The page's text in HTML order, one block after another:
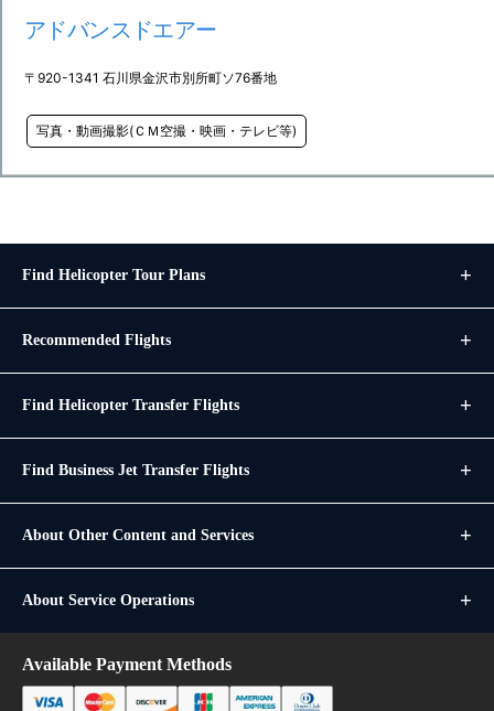
アドバンスドエアー
〒920-1341 石川県金沢市別所町ソ76番地
写真・動画撮影(ＣＭ空撮・映画・テレビ等)
Find Helicopter Tour Plans
Recommended Flights
Find Helicopter Transfer Flights
Find Business Jet Transfer Flights
About Other Content and Services
About Service Operations
Available Payment Methods